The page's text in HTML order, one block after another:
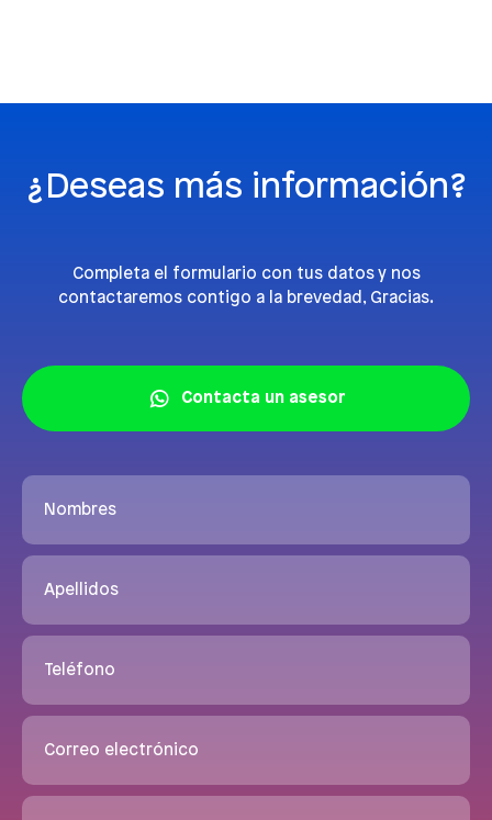
¿Deseas más información?
Completa el formulario con tus datos y nos
contactaremos contigo a la brevedad, Gracias.
Contacta un asesor
Nombres
Apellidos
Teléfono
Correo electrónico